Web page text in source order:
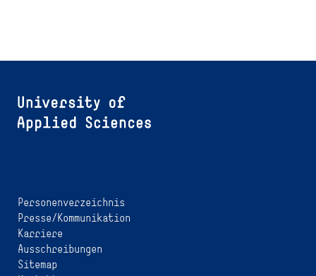
Personenverzeichnis
Presse/Kommunikation
Karriere
Ausschreibungen
Sitemap